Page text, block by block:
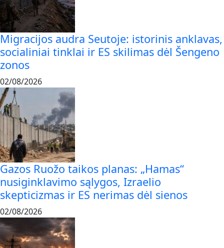
Migracijos audra Seutoje: istorinis anklavas,
socialiniai tinklai ir ES skilimas dėl Šengeno
zonos
02/08/2026
Gazos Ruožo taikos planas: „Hamas“
nusiginklavimo sąlygos, Izraelio
skepticizmas ir ES nerimas dėl sienos
02/08/2026